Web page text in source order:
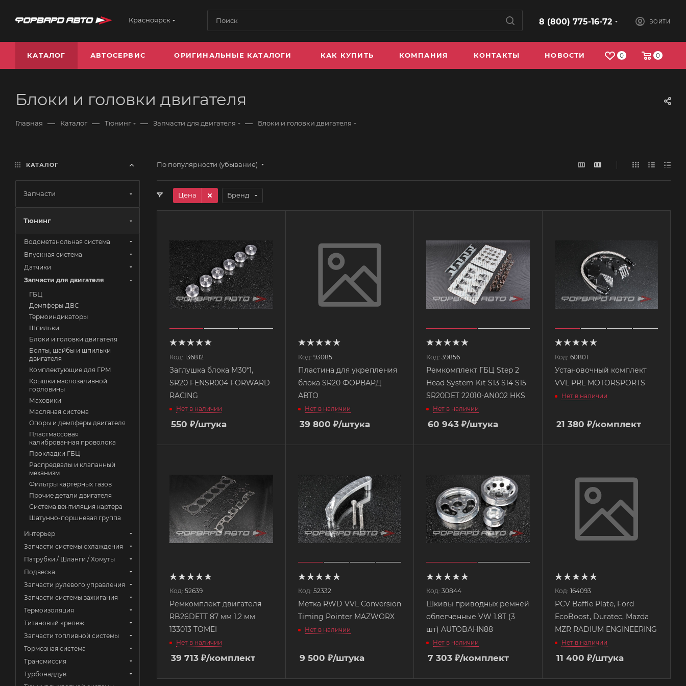
Красноярск 8 (800) 775-16-72 ВОЙТИ
0 0
КАТАЛОГ АВТОСЕРВИС ОРИГИНАЛЬНЫЕ КАТАЛОГИ КАК КУПИТЬ КОМПАНИЯ КОНТАКТЫ НОВОСТИ
Блоки и головки двигателя
Главная — Каталог — Тюнинг — Запчасти для двигателя — Блоки и головки двигателя
По популярности (убывание)
Цена Бренд
Код: 136812
Заглушка блока М30*1,
SR20 FENSR004 FORWARD
RACING
Нет в наличии
550 ₽/штука
Код: 93085
Пластина для укрепления
блока SR20 ФОРВАРД
АВТО
Нет в наличии
39 800 ₽/штука
Код: 39856
Ремкомплект ГБЦ Step 2
Head System Kit S13 S14 S15
SR20DET 22010-AN002 HKS
Нет в наличии
60 943 ₽/штука
Код: 60801
Установочный комплект
VVL PRL MOTORSPORTS
Нет в наличии
21 380 ₽/комплект
Код: 52639
Ремкомплект двигателя
RB26DETT 87 мм 1,2 мм
133013 TOMEI
Нет в наличии
39 713 ₽/комплект
Код: 52332
Метка RWD VVL Conversion
Timing Pointer MAZWORX
Нет в наличии
9 500 ₽/штука
Код: 30844
Шкивы приводных ремней
облегченные VW 1.8T (3
шт) AUTOBAHN88
Нет в наличии
7 303 ₽/комплект
Код: 164093
PCV Baffle Plate, Ford
EcoBoost, Duratec, Mazda
MZR RADIUM ENGINEERING
Нет в наличии
11 400 ₽/штука
КАТАЛОГ
Запчасти
Тюнинг
Водометанольная система
Впускная система
Датчики
Запчасти для двигателя
ГБЦ
Демпферы ДВС
Термоиндикаторы
Шпильки
Блоки и головки двигателя
Болты, шайбы и шпильки
двигателя
Комплектующие для ГРМ
Крышки маслозаливной
горловины
Маховики
Масляная система
Опоры и демпферы двигателя
Пластмассовая
калиброванная проволока
Прокладки ГБЦ
Распредвалы и клапанный
механизм
Фильтры картерных газов
Прочие детали двигателя
Система вентиляция картера
Шатунно-поршневая группа
Интерьер
Запчасти системы охлаждения
Патрубки / Шланги / Хомуты
Подвеска
Запчасти рулевого управления
Запчасти системы зажигания
Термоизоляция
Титановый крепеж
Запчасти топливной системы
Тормозная система
Трансмиссия
Турбонаддув